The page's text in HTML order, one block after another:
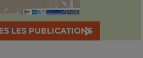
LES PUBLICATIONS